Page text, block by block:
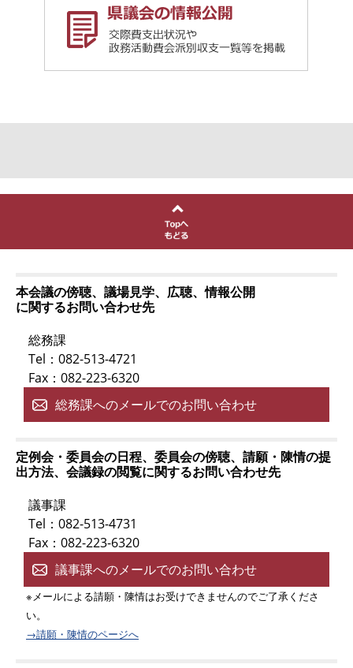
本会議の傍聴、議場見学、広聴、情報公開
に関するお問い合わせ先
総務課
Tel：082-513-4721
Fax：082-223-6320
総務課へのメールでのお問い合わせ
定例会・委員会の日程、委員会の傍聴、請願・陳情の提
出方法、会議録の閲覧に関するお問い合わせ先
議事課
Tel：082-513-4731
Fax：082-223-6320
議事課へのメールでのお問い合わせ
※メールによる請願・陳情はお受けできませんのでご了承くださ
い。
→請願・陳情のページへ